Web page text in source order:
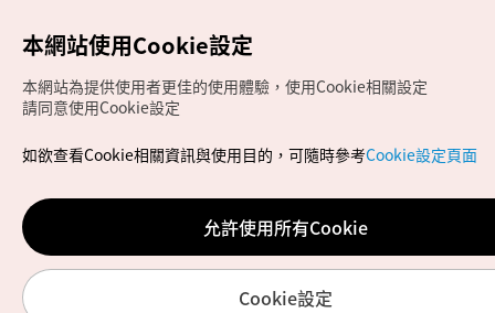
Copyrights (c) 韓國觀光公社版權所有
如有相關疑問或建議，歡迎來信至官方信箱
chinese_big5@knto.or.kr
本網站使用Cookie設定
本網站為提供使用者更佳的使用體驗，使用Cookie相關設定
請同意使用Cookie設定
如欲查看Cookie相關資訊與使用目的，可隨時參考Cookie設定頁面
允許使用所有Cookie
Cookie設定